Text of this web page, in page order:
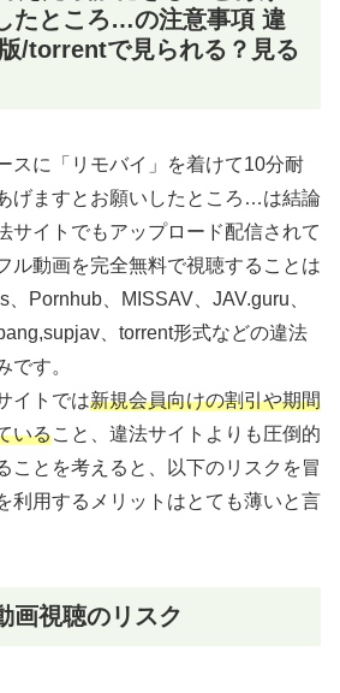
たところ…の注意事項 違
/torrentで見られる？見る
スに「リモバイ」を着けて10分耐
げますとお願いしたところ…は結論
サイトでもアップロード配信されて
ル動画を完全無料で視聴することは
Pornhub、MISSAV、JAV.guru、
、torrent形式などの違法
です。
イトでは新規会員向けの割引や期間
いること、違法サイトよりも圧倒的
ことを考えると、以下のリスクを冒
利用するメリットはとても薄いと言
画視聴のリスク